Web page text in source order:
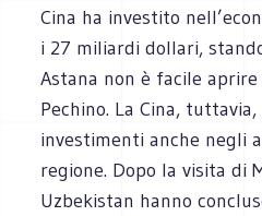
Cina ha investito
i 27 miliardi dollari,
Astana non è facile
Pechino. La Cina,
investimenti anche negli
regione. Dopo la visita di
Uzbekistan hanno